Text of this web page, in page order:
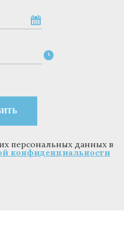
* персональных данных в
конфиденциальности